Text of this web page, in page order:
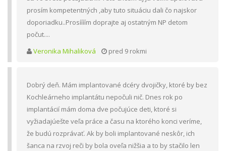
prosím kompetentných ,aby tuto situáciu dali čo najskor
doporiadku..Prosíííím doprajte aj ostatným NP detom
počut....
Veronika Mihaliková
pred 9 rokmi
Dobrý deň. Mám implantované dcéry dvojičky, ktoré by bez
Kochleárneho implantátu nepočuli nič. Dnes rok po
implantácií mám doma dve počujúce deti, ktoré si
vyžiadajúešte veľa práce a času na ktorého konci veríme,
že budú rozprávať. Ak by boli implantované neskôr, ich
šanca na rzvoj reči by bola oveľa nižšia a to by stačilo len